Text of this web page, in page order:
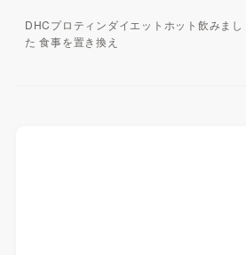
DHCプロティンダイエットホット飲みまし
た 食事を置き換え